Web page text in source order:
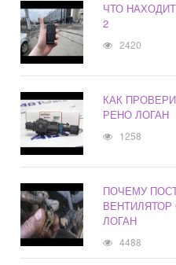
ЧТО
2
2420
КАК
РЕНО ЛОГАН
1258
ПОЧЕМУ
ЛОГАН
4488